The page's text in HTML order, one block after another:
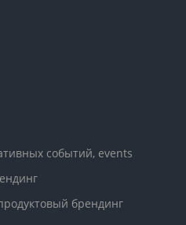
событий, events
брендинг